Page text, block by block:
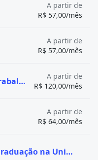
A partir de
R$ 57,00/mês
A partir de
R$ 57,00/mês
Técnico em Segurança do Trabalho
A partir de
R$ 120,00/mês
A partir de
R$ 64,00/mês
Ver todas as vagas de Pós-graduação na UniVanguard